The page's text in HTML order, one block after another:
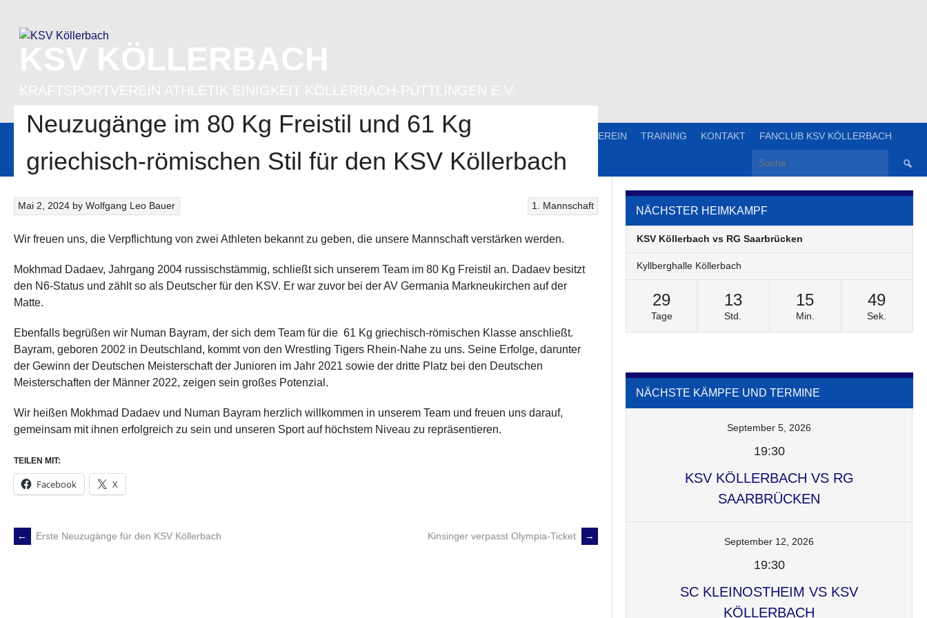
content
STARTSEITE BERICHTE 1. MANNSCHAFT 2. MANNSCHAFT FRAUENRINGEN JUGEND VEREIN TRAINING KONTAKT FANCLUB KSV KÖLLERBACH
Suche
Neuzugänge im 80 Kg Freistil und 61 Kg
griechisch-römischen Stil für den KSV Köllerbach
1. Mannschaft
Mai 2, 2024 byWolfgang Leo Bauer
Wir freuen uns, die Verpflichtung von zwei Athleten bekannt zu geben, die unsere Mannschaft verstärken werden.
Mokhmad Dadaev, Jahrgang 2004 russischstämmig, schließt sich unserem Team im 80 Kg Freistil an. Dadaev besitzt
den N6-Status und zählt so als Deutscher für den KSV. Er war zuvor bei der AV Germania Markneukirchen auf der
Matte.
Ebenfalls begrüßen wir Numan Bayram, der sich dem Team für die 61 Kg griechisch-römischen Klasse anschließt.
Bayram, geboren 2002 in Deutschland, kommt von den Wrestling Tigers Rhein-Nahe zu uns. Seine Erfolge, darunter
der Gewinn der Deutschen Meisterschaft der Junioren im Jahr 2021 sowie der dritte Platz bei den Deutschen
Meisterschaften der Männer 2022, zeigen sein großes Potenzial.
Wir heißen Mokhmad Dadaev und Numan Bayram herzlich willkommen in unserem Team und freuen uns darauf,
gemeinsam mit ihnen erfolgreich zu sein und unseren Sport auf höchstem Niveau zu repräsentieren.
TEILEN MIT:
Facebook X
POST
← Erste Neuzugänge für den KSV Köllerbach Kinsinger verpasst Olympia-Ticket →
NÄCHSTER HEIMKAMPF
KSV Köllerbach vs RG Saarbrücken
Kyllberghalle Köllerbach
29
Tage
13
Std.
15
Min.
49
Sek.
NÄCHSTE KÄMPFE UND TERMINE
September 5, 2026
19:30
KSV KÖLLERBACH VS RG
SAARBRÜCKEN
September 12, 2026
19:30
SC KLEINOSTHEIM VS KSV
KÖLLERBACH